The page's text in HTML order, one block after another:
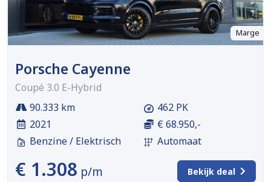
Marge
Porsche Cayenne
Coupé 3.0 E-Hybrid
90.333 km
2021
Benzine / Elektrisch
462 PK
€ 68.950,-
Automaat
€ 1.308 p/m Bekijk deal